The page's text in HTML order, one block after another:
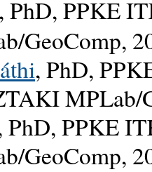
, PhD, PPKE
GeoComp,
, PhD,
MPLab/
PhD, PPKE
GeoComp,